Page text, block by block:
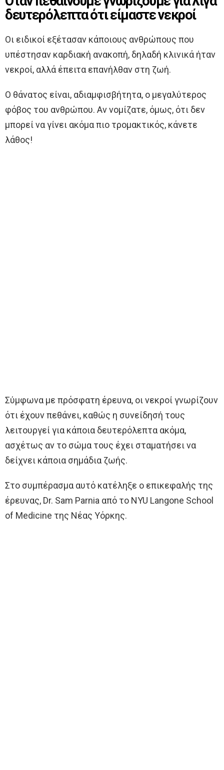
δευτερόλεπτα ότι είμαστε νεκροί
Οι ειδικοί εξέτασαν κάποιους ανθρώπους που
υπέστησαν καρδιακή ανακοπή, δηλαδή κλινικά ήταν
νεκροί, αλλά έπειτα επανήλθαν στη ζωή.
Ο θάνατος είναι, αδιαμφισβήτητα, ο μεγαλύτερος
φόβος του ανθρώπου. Αν νομίζατε, όμως, ότι δεν
μπορεί να γίνει ακόμα πιο τρομακτικός, κάνετε
λάθος!
Σύμφωνα με πρόσφατη έρευνα, οι νεκροί γνωρίζουν
ότι έχουν πεθάνει, καθώς η συνείδησή τους
λειτουργεί για κάποια δευτερόλεπτα ακόμα,
ασχέτως αν το σώμα τους έχει σταματήσει να
δείχνει κάποια σημάδια ζωής.
Στο συμπέρασμα αυτό κατέληξε ο επικεφαλής της
έρευνας, Dr. Sam Parnia από το NYU Langone School
of Medicine της Νέας Υόρκης.